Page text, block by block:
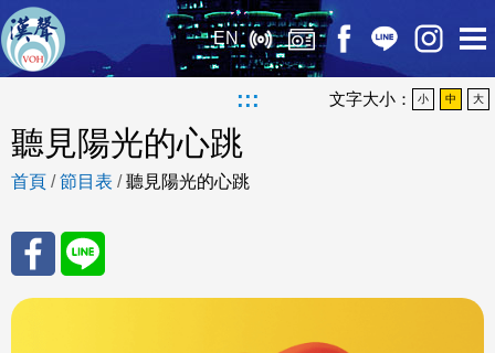
EN
::: 文字大小： 小 中 大
聽見陽光的心跳
首頁 /節目表 /聽見陽光的心跳
分享